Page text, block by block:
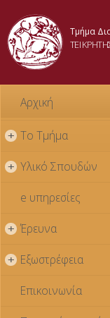
Τμήμα
ΤΕΙ
Αρχική
+ Το Τμήμα
+ Υλικό Σπουδών
e υπηρεσίες
+ Έρευνα
+ Εξωστρέφεια
Επικοινωνία